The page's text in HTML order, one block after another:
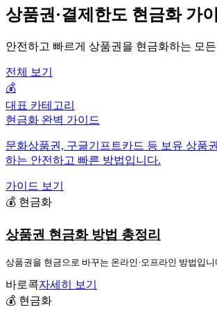
상품권·결제한도 현금화 가
안전하고 빠르게 상품권을 현금화하는 모
전체 보기
💰
대표 카테고리
현금화 완벽 가이드
문화상품권, 구글기프트카드 등 보유 상품
하는 안전하고 빠른 방법입니다.
가이드 보기
💰 현금화
상품권 현금화 방법 총정리
상품권을 현금으로 바꾸는 온라인·오프라인 방법입니
바로콕자세히 보기
💰 현금화